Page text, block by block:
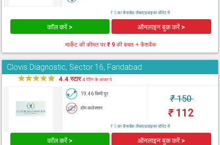
₹ 5 का कैशबैक लैब्सएडवाइजर वॉलेट में
कॉल करें > ऑनलाइन बुक करें >
मार्केट की कीमत पर₹ 9की बचत + कैशबैक
Clovis Diagnostic, Sector 16, Faridabad
★★★★★ 4.4 स्टार4 रेटिंग के आधार पे
19.46 किमी दूर
होम कलेक्शन
₹150
₹112
₹ 3 का कैशबैक लैब्सएडवाइजर वॉलेट में
कॉल करें > ऑनलाइन बुक करें >